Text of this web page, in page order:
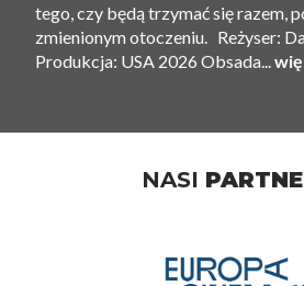
tego, czy będą trzymać się razem,
zmienionym otoczeniu. Reżyser:
Produkcja: USA 2026 Obsada...
NASI